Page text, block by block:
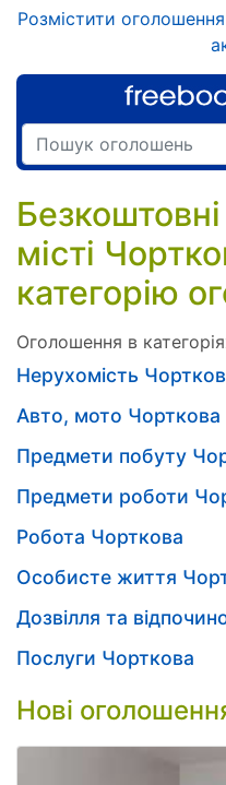
Розмістити оголошення
місті
категорію
Оголошення в
Нерухомість
Авто, мото Чорткова
Предмети побуту
Предмети роботи
Робота Чорткова
Особисте життя
Дозвілля та
Послуги Чорткова
Нові